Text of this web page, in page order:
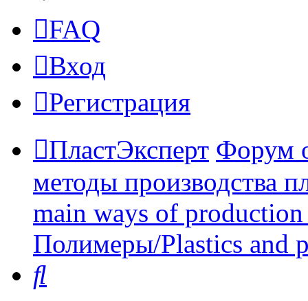
FAQ
Вход
Регистрация
ПластЭксперт Форум
методы производства
main ways of
Полимеры/Plastics and